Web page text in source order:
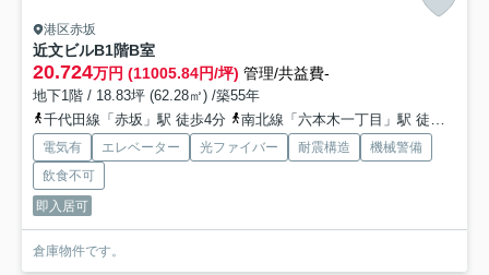
港区赤坂
近文ビルB1階B室
20.724万円 (11005.84円/坪) 管理/共益費-
地下1階 / 18.83坪 (62.28㎡) /築55年
千代田線「赤坂」駅 徒歩4分
南北線「六本木一丁目」駅 徒歩12分
電気有 エレベーター 光ファイバー 耐震構造
機械警備
飲食不可
即入居可
倉庫物件です。